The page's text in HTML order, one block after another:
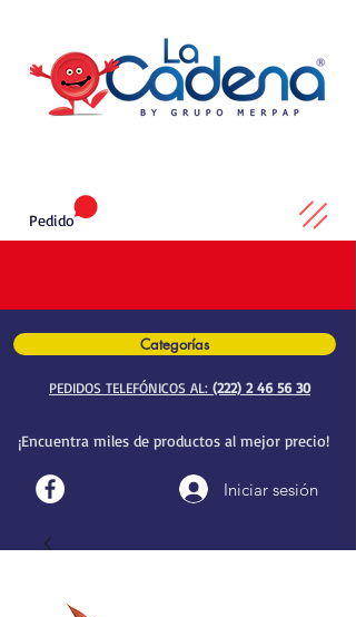
Categorías
PEDIDOS TELEFÓNICOS AL: (222) 2 46 56 30
¡Encuentra miles de productos al mejor precio!
Iniciar sesión
Pedido